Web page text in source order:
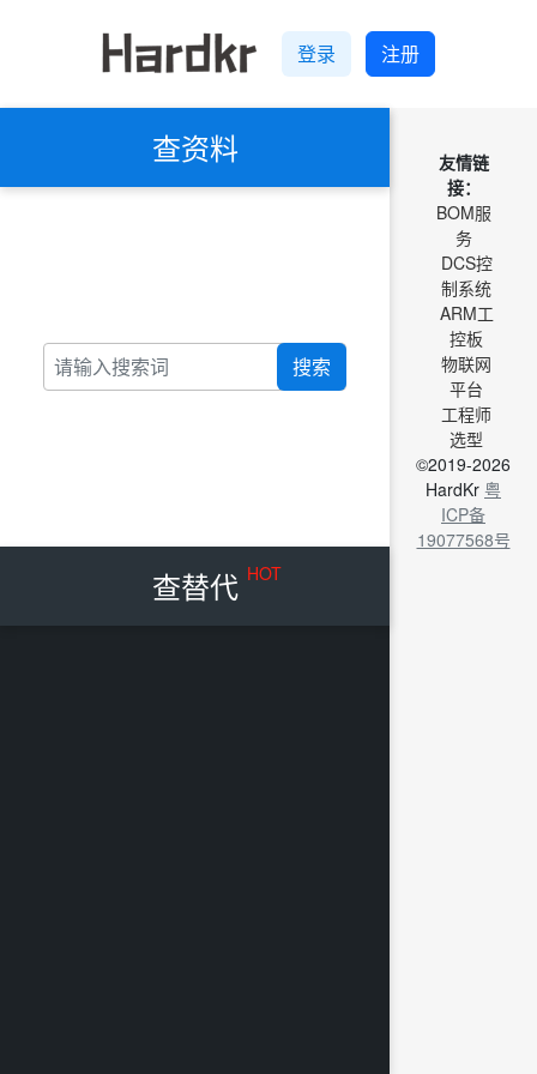
登录 注册
查资料
搜索
查替代 HOT
友情链
接：
BOM服
务
DCS控
制系统
ARM工
控板
物联网
平台
工程师
选型
©2019-2026
HardKr 粤
ICP备
19077568号